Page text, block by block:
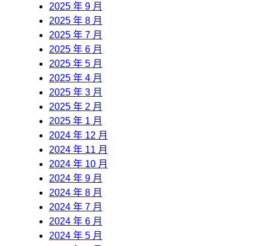
2025 年 9 月
2025 年 8 月
2025 年 7 月
2025 年 6 月
2025 年 5 月
2025 年 4 月
2025 年 3 月
2025 年 2 月
2025 年 1 月
2024 年 12 月
2024 年 11 月
2024 年 10 月
2024 年 9 月
2024 年 8 月
2024 年 7 月
2024 年 6 月
2024 年 5 月